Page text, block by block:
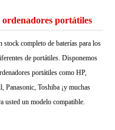
ordenadores portátiles
stock completo de baterías para los
de portátiles. Disponemos
portátiles como HP,
Panasonic, Toshiba ¡y muchas
usted un modelo compatible.